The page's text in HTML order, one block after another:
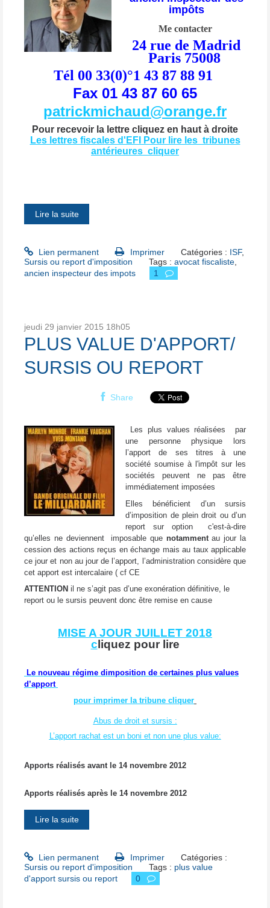
impôts
Me contacter
24 rue de Madrid
Paris 75008
Tél 00 33(0)°1 43 87 88 91
Fax 01 43 87 60 65
patrickmichaud@orange.fr
Pour recevoir la lettre cliquez en haut à droite
Les lettres fiscales d'EFI Pour lire les tribunes
antérieures cliquer
Lire la suite
Lien permanent Imprimer Catégories : ISF,
Sursis ou report d'imposition
Tags :avocat fiscaliste
ancien inspecteur des impots
1
jeudi 29 janvier 2015 18h05
PLUS VALUE D'APPORT/
SURSIS OU REPORT
Share
Les plus values réalisées par
une personne physique lors
l’apport de ses titres à une
société soumise à l'impôt sur les
sociétés peuvent ne pas être
immédiatement imposées
Elles bénéficient d’un sursis
d’imposition de plein droit ou d’un
report sur option c'est-à-dire
qu’elles ne deviennent imposable que notammentau jour la
cession des actions reçus en échange mais au taux applicable
ce jour et non au jour de l’apport, l’administration considère que
cet apport est intercalaire ( cf CE
ATTENTION il ne s’agit pas d’une exonération définitive, le
report ou le sursis peuvent donc être remise en cause
MISE A JOUR JUILLET 2018
c liquez pour lire
Le nouveau régime dimposition de certaines plus values
d’apport
pour imprimer la tribune cliquer
Abus de droit et sursis :
L’apport rachat est un boni et non une plus value:
Apports réalisés avant le 14 novembre 2012
Apports réalisés après le 14 novembre 2012
Lire la suite
Lien permanent Imprimer
Catégories :
Sursis ou report d'imposition
Tags : plus value
d'apport sursis ou report
0